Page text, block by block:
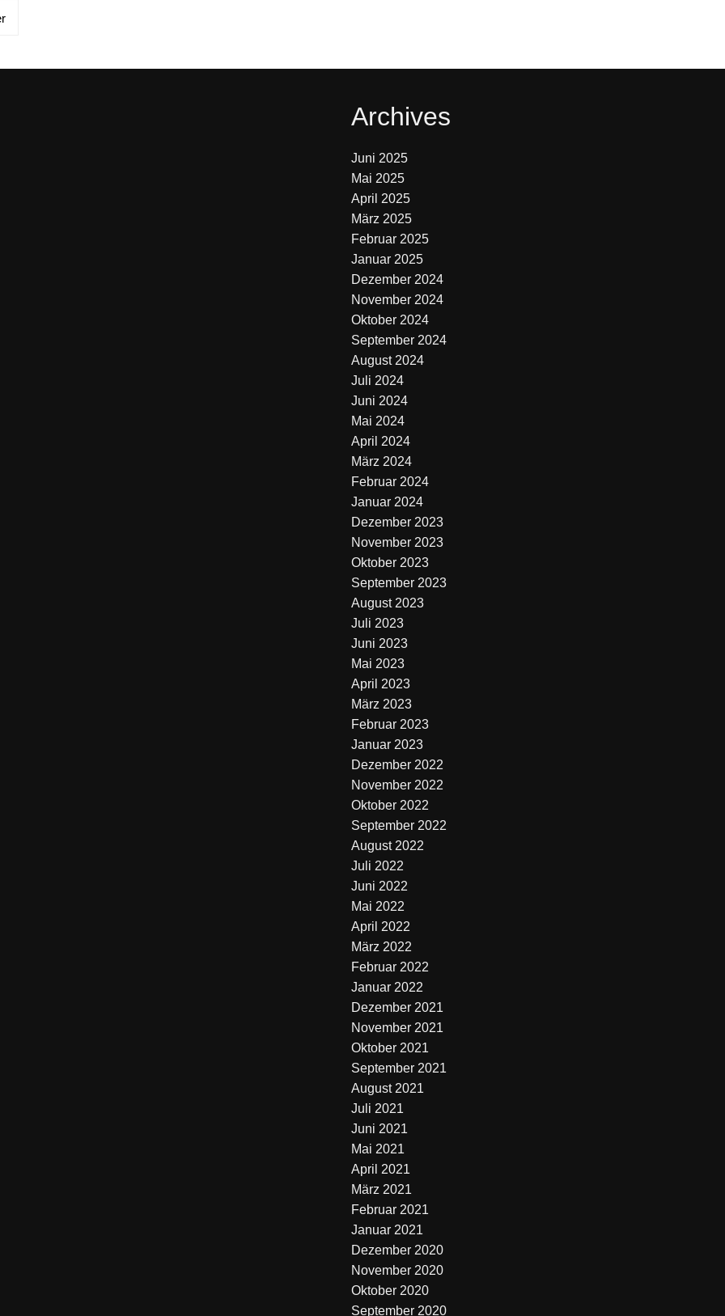
Archives
Juni 2025
Mai 2025
April 2025
März 2025
Februar 2025
Januar 2025
Dezember 2024
November 2024
Oktober 2024
September 2024
August 2024
Juli 2024
Juni 2024
Mai 2024
April 2024
März 2024
Februar 2024
Januar 2024
Dezember 2023
November 2023
Oktober 2023
September 2023
August 2023
Juli 2023
Juni 2023
Mai 2023
April 2023
März 2023
Februar 2023
Januar 2023
Dezember 2022
November 2022
Oktober 2022
September 2022
August 2022
Juli 2022
Juni 2022
Mai 2022
April 2022
März 2022
Februar 2022
Januar 2022
Dezember 2021
November 2021
Oktober 2021
September 2021
August 2021
Juli 2021
Juni 2021
Mai 2021
April 2021
März 2021
Februar 2021
Januar 2021
Dezember 2020
November 2020
Oktober 2020
September 2020